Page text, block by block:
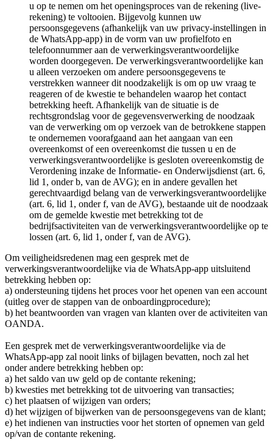
u op te nemen om het openingsproces van de rekening (live-
rekening) te voltooien. Bijgevolg kunnen uw
persoonsgegevens (afhankelijk van uw privacy-instellingen in
de WhatsApp-app) in de vorm van uw profielfoto en
telefoonnummer aan de verwerkingsverantwoordelijke
worden doorgegeven. De verwerkingsverantwoordelijke kan
u alleen verzoeken om andere persoonsgegevens te
verstrekken wanneer dit noodzakelijk is om op uw vraag te
reageren of de kwestie te behandelen waarop het contact
betrekking heeft. Afhankelijk van de situatie is de
rechtsgrondslag voor de gegevensverwerking de noodzaak
van de verwerking om op verzoek van de betrokkene stappen
te ondernemen voorafgaand aan het aangaan van een
overeenkomst of een overeenkomst die tussen u en de
verwerkingsverantwoordelijke is gesloten overeenkomstig de
Verordening inzake de Informatie- en Onderwijsdienst (art. 6,
lid 1, onder b, van de AVG); en in andere gevallen het
gerechtvaardigd belang van de verwerkingsverantwoordelijke
(art. 6, lid 1, onder f, van de AVG), bestaande uit de noodzaak
om de gemelde kwestie met betrekking tot de
bedrijfsactiviteiten van de verwerkingsverantwoordelijke op te
lossen (art. 6, lid 1, onder f, van de AVG).
Om veiligheidsredenen mag een gesprek met de
verwerkingsverantwoordelijke via de WhatsApp-app uitsluitend
betrekking hebben op:
a) ondersteuning tijdens het proces voor het openen van een account
(uitleg over de stappen van de onboardingprocedure);
b) het beantwoorden van vragen van klanten over de activiteiten van
OANDA.
Een gesprek met de verwerkingsverantwoordelijke via de
WhatsApp-app zal nooit links of bijlagen bevatten, noch zal het
onder andere betrekking hebben op:
a) het saldo van uw geld op de contante rekening;
b) kwesties met betrekking tot de uitvoering van transacties;
c) het plaatsen of wijzigen van orders;
d) het wijzigen of bijwerken van de persoonsgegevens van de klant;
e) het indienen van instructies voor het storten of opnemen van geld
op/van de contante rekening.